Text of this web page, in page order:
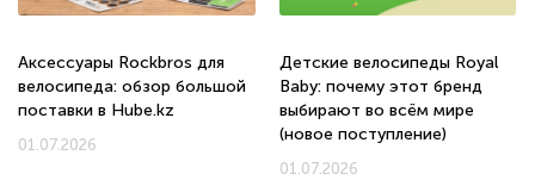
Аксессуары Rockbros для
велосипеда: обзор большой
поставки в Hube.kz
01.07.2026
Детские велосипеды Royal
Baby: почему этот бренд
выбирают во всём мире
(новое поступление)
01.07.2026